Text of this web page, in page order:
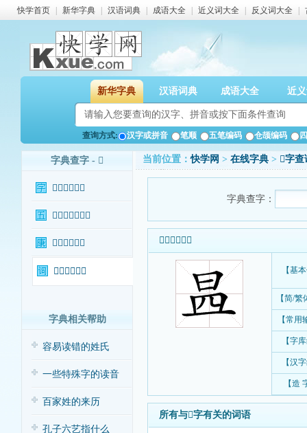
快学首页 新华字典 汉语词典 成语大全 近义词大全 反义词大全
新华字典 汉语词典 成语大全 近
查询方式: 汉字或拼音 笔顺 五笔编码 仓颉编码
字典查字 - 𣌬
𣌬字基本信息
𣌬字输入法查询
𣌬字康熙字典
𣌬字相关词语
字典相关帮助
容易读错的姓氏
一些特殊字的读音
百家姓的来历
孔子六艺指什么
当前位置：快学网 > 在线字典 > 𣌬字
字典查字：
𣌬字基本信息
【基
【简/
【常用
【字
【汉
【造
所有与𣌬字有关的词语